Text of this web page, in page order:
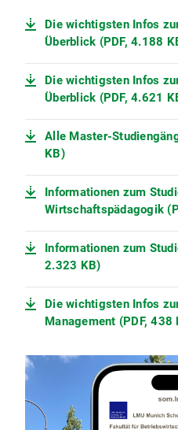
Die wichtigsten Infos
Überblick (PDF, 4.188
Die wichtigsten Infos
Überblick (PDF, 4.621
Alle Master-
KB)
Informationen zum
Wirtschaftspädagogik
Informationen zum
2.323 KB)
Die wichtigsten Infos
Management (PDF, 438